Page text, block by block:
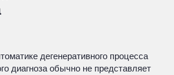
дегенеративного процесса
диагноза обычно не представляет